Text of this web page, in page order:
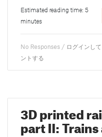
Estimated reading time: 5
minutes
No Responses / ログインし
ントする
3D printed
part II: